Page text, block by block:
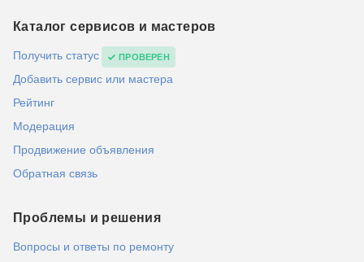
Каталог сервисов и мастеров
Получить статус ПРОВЕРЕН
Добавить сервис или мастера
Рейтинг
Модерация
Продвижение объявления
Обратная связь
Проблемы и решения
Вопросы и ответы по ремонту